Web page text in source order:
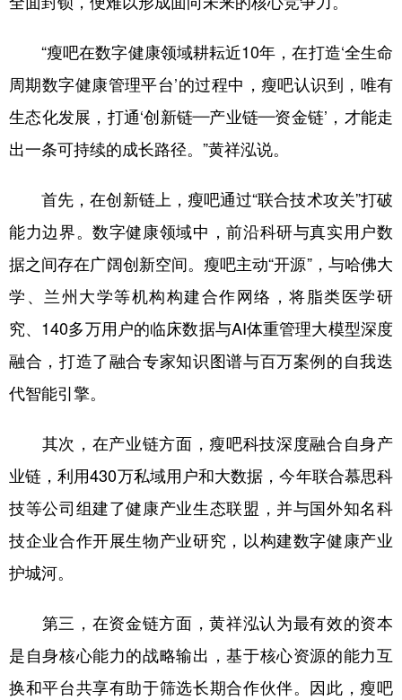
Deutsch Português
“瘦吧在数字健康领域耕耘近10年，在打造‘全生命
周期数字健康管理平台’的过程中，瘦吧认识到，唯有
生态化发展，打通‘创新链—产业链—资金链’，才能走
出一条可持续的成长路径。”黄祥泓说。
首先，在创新链上，瘦吧通过“联合技术攻关”打破
能力边界。数字健康领域中，前沿科研与真实用户数
据之间存在广阔创新空间。瘦吧主动“开源”，与哈佛大
学、兰州大学等机构构建合作网络，将脂类医学研
究、140多万用户的临床数据与AI体重管理大模型深度
融合，打造了融合专家知识图谱与百万案例的自我迭
代智能引擎。
其次，在产业链方面，瘦吧科技深度融合自身产
业链，利用430万私域用户和大数据，今年联合慕思科
技等公司组建了健康产业生态联盟，并与国外知名科
技企业合作开展生物产业研究，以构建数字健康产业
护城河。
第三，在资金链方面，黄祥泓认为最有效的资本
是自身核心能力的战略输出，基于核心资源的能力互
换和平台共享有助于筛选长期合作伙伴。因此，瘦吧